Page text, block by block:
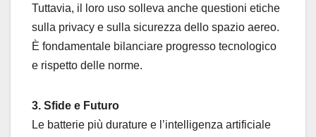
Tuttavia, il loro uso solleva anche questioni etiche
sulla privacy e sulla sicurezza dello spazio aereo.
È fondamentale bilanciare progresso tecnologico
e rispetto delle norme.
3. Sfide e Futuro
Le batterie più durature e l’intelligenza artificiale